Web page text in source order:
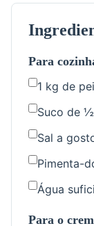
Para
1 kg de
Suco de
Sal a
Pimenta-
Água
Para o